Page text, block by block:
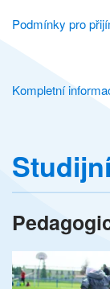
Podmínky pro
Kompletní